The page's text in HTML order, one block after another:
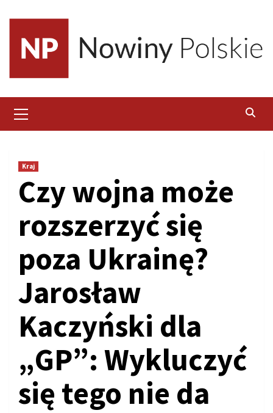
content
Menu
Kraj
Czy wojna może
rozszerzyć się
poza Ukrainę?
Jarosław
Kaczyński dla
„GP”: Wykluczyć
się tego nie da